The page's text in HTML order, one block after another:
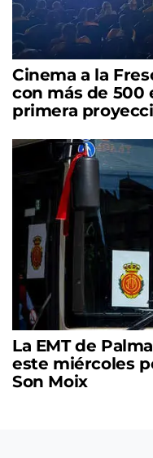
Cinema a la
con más de 500
primera
La EMT de
este miércoles
Son Moix